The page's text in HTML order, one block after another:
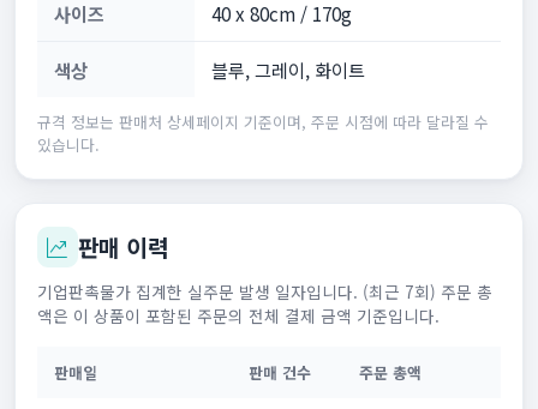
사이즈 40 x 80cm / 170g
색상 블루, 그레이, 화이트
규격 정보는 판매처 상세페이지 기준이며, 주문 시점에 따라 달라질 수
있습니다.
판매 이력
기업판촉물가 집계한 실주문 발생 일자입니다. (최근 7회) 주문 총
액은 이 상품이 포함된 주문의 전체 결제 금액 기준입니다.
판매일 판매 건수 주문 총액